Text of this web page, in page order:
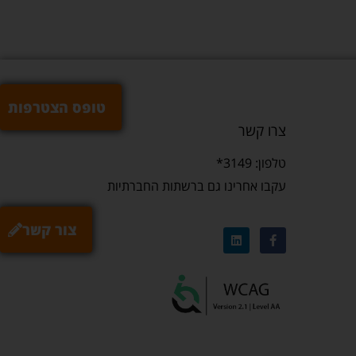
צור קשר
טופס הצטרפות
צרו קשר
טלפון: 3149*
עקבו אחרינו גם ברשתות החברתיות